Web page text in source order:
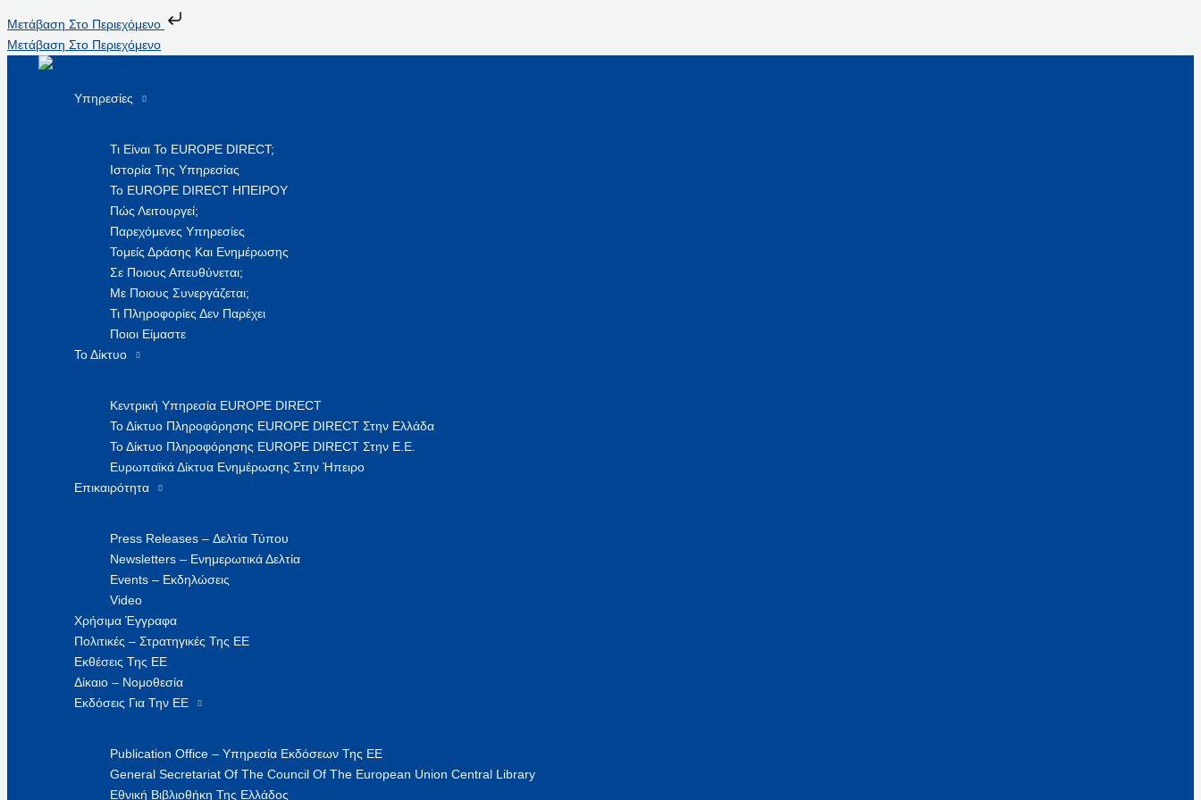
Μετάβαση Στο Περιεχόμενο
Μετάβαση Στο Περιεχόμενο
Υπηρεσίες
Τι Είναι Το EUROPE DIRECT;
Ιστορία Της Υπηρεσίας
Το EUROPE DIRECT ΗΠΕΙΡΟΥ
Πώς Λειτουργεί;
Παρεχόμενες Υπηρεσίες
Τομείς Δράσης Και Ενημέρωσης
Σε Ποιους Απευθύνεται;
Με Ποιους Συνεργάζεται;
Τι Πληροφορίες Δεν Παρέχει
Ποιοι Είμαστε
Το Δίκτυο
Κεντρική Υπηρεσία EUROPE DIRECT
Το Δίκτυο Πληροφόρησης EUROPE DIRECT Στην Ελλάδα
Το Δίκτυο Πληροφόρησης EUROPE DIRECT Στην Ε.Ε.
Ευρωπαϊκά Δίκτυα Ενημέρωσης Στην Ήπειρο
Επικαιρότητα
Press Releases – Δελτία Τύπου
Newsletters – Ενημερωτικά Δελτία
Events – Εκδηλώσεις
Video
Χρήσιμα Έγγραφα
Πολιτικές – Στρατηγικές Της ΕΕ
Εκθέσεις Της ΕΕ
Δίκαιο – Νομοθεσία
Εκδόσεις Για Την ΕΕ
Publication Office – Υπηρεσία Εκδόσεων Της ΕΕ
General Secretariat Of The Council Of The European Union Central Library
Εθνική Βιβλιοθήκη Της Ελλάδος